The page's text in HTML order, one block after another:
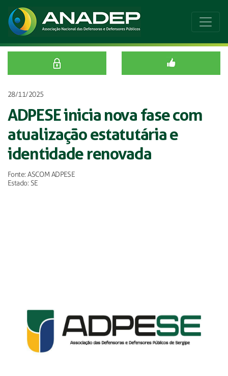
28/11/2025
ADPESE inicia nova fase com
atualização estatutária e
identidade renovada
Fonte: ASCOM ADPESE
Estado: SE